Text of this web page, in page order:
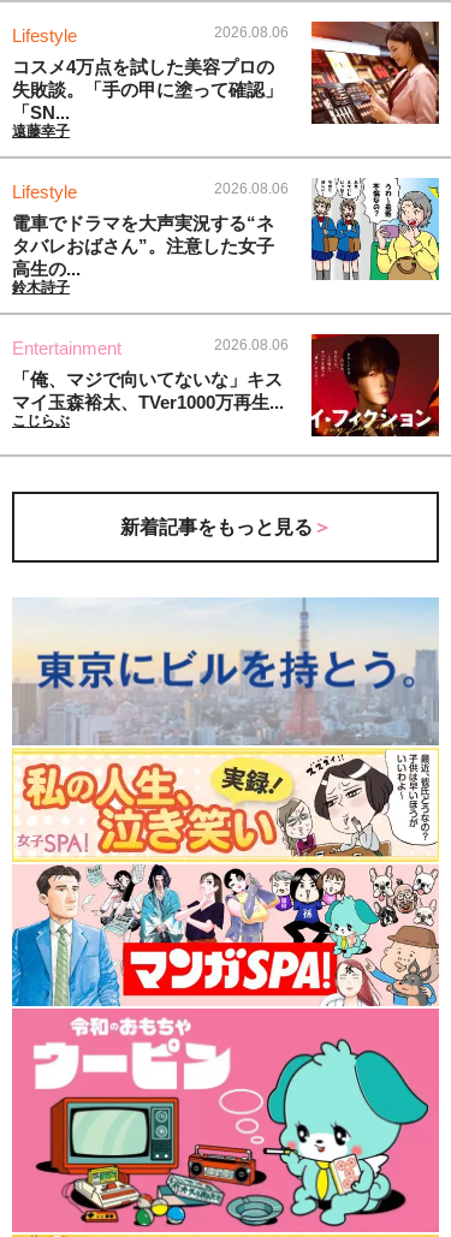
Lifestyle 2026.08.06
コスメ4万点を試した美容プロの
失敗談。「手の甲に塗って確認」
「SN...
遠藤幸子
Lifestyle 2026.08.06
電車でドラマを大声実況する“ネ
タバレおばさん”。注意した女子
高生の...
鈴木詩子
Entertainment 2026.08.06
「俺、マジで向いてないな」キス
マイ玉森裕太、TVer1000万再生...
こじらぶ
新着記事をもっと見る